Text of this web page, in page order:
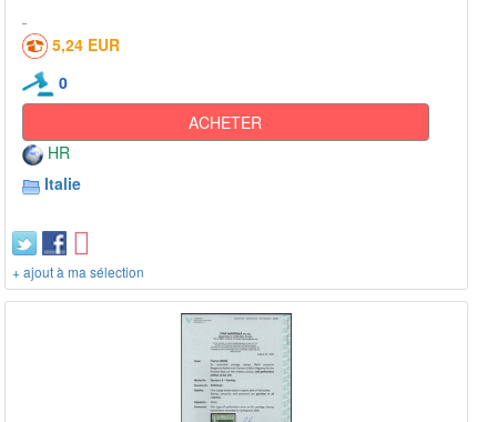
5,24 EUR
0
ACHETER
HR
Italie
+ ajout à ma sélection